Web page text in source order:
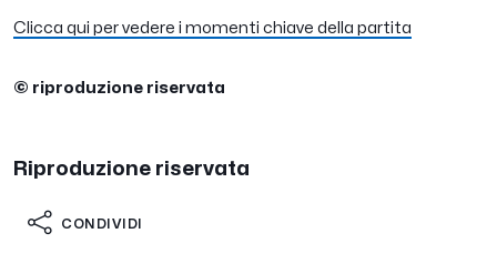
Clicca qui per vedere i momenti chiave della partita
© riproduzione riservata
Riproduzione riservata
CONDIVIDI